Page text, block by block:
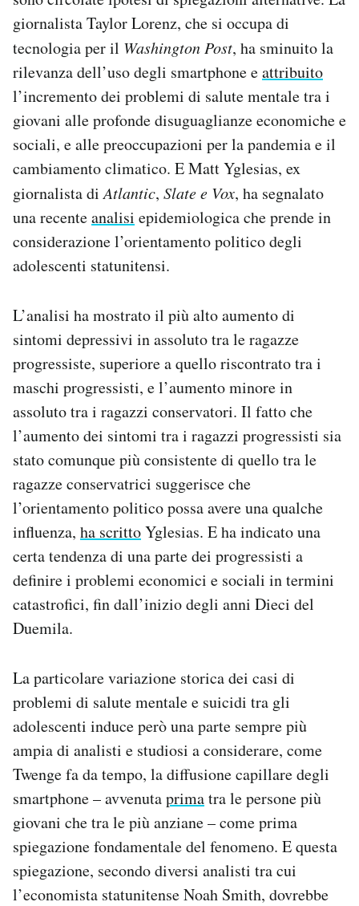
giornalista Taylor Lorenz, che si occupa di
tecnologia per il Washington Post, ha sminuito la
rilevanza dell’uso degli smartphone eattribuito
l’incremento dei problemi di salute mentale tra i
giovani alle profonde disuguaglianze economiche e
sociali, e alle preoccupazioni per la pandemia e il
cambiamento climatico. E Matt Yglesias, ex
giornalista diAtlantic, Slatee Vox, ha segnalato
una recenteanalisi epidemiologica che prende in
considerazione l’orientamento politico degli
adolescenti statunitensi.
L’analisi ha mostrato il più alto aumento di
sintomi depressivi in assoluto tra le ragazze
progressiste, superiore a quello riscontrato tra i
maschi progressisti, e l’aumento minore in
assoluto tra i ragazzi conservatori. Il fatto che
l’aumento dei sintomi tra i ragazzi progressisti sia
stato comunque più consistente di quello tra le
ragazze conservatrici suggerisce che
l’orientamento politico possa avere una qualche
influenza, ha scrittoYglesias. E ha indicato una
certa tendenza di una parte dei progressisti a
definire i problemi economici e sociali in termini
catastrofici, fin dall’inizio degli anni Dieci del
Duemila.
La particolare variazione storica dei casi di
problemi di salute mentale e suicidi tra gli
adolescenti induce però una parte sempre più
ampia di analisti e studiosi a considerare, come
Twenge fa da tempo, la diffusione capillare degli
smartphone – avvenutaprimatra le persone più
giovani che tra le più anziane – come prima
spiegazione fondamentale del fenomeno. E questa
spiegazione, secondo diversi analisti tra cui
l’economista statunitense Noah Smith, dovrebbe